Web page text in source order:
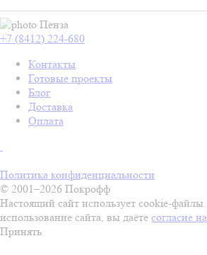
Пенза
+7 (8412) 224-680
Контакты
Готовые проекты
Блог
Доставка
Оплата
Политика конфиденциальности
© 2001–2026 Покрофф
Настоящий сайт использует cookie-
использование сайта, вы даёте согласие
Принять